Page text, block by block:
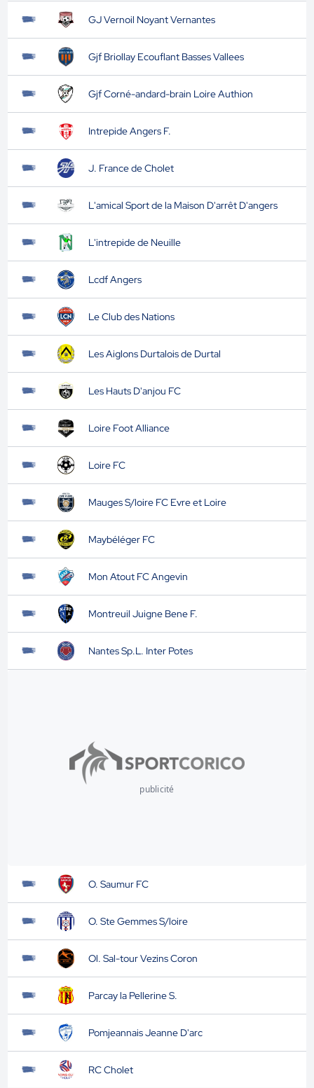
GJ Vernoil Noyant Vernantes
Gjf Briollay Ecouflant Basses Vallees
Gjf Corné-andard-brain Loire Authion
Intrepide Angers F.
J. France de Cholet
L'amical Sport de la Maison D'arrêt D'angers
L'intrepide de Neuille
Lcdf Angers
Le Club des Nations
Les Aiglons Durtalois de Durtal
Les Hauts D'anjou FC
Loire Foot Alliance
Loire FC
Mauges S/loire FC Evre et Loire
Maybéléger FC
Mon Atout FC Angevin
Montreuil Juigne Bene F.
Nantes Sp.L. Inter Potes
publicité
O. Saumur FC
O. Ste Gemmes S/loire
Ol. Sal-tour Vezins Coron
Parcay la Pellerine S.
Pomjeannais Jeanne D'arc
RC Cholet